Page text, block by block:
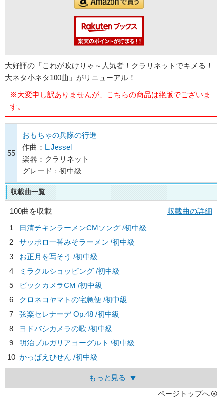
大好評の「これが吹けりゃ～人気者！クラリネットでキメる！
大ネタ小ネタ100曲」がリニューアル！
※大変申し訳ありませんが、こちらの商品は絶版でございま
す。
55
おもちゃの兵隊の行進
作曲： L.Jessel
楽器：クラリネット
グレード：初中級
収載曲一覧
100曲を収載
収載曲の詳細
1
日清チキンラーメンCMソング /初中級
2
サッポロ一番みそラーメン /初中級
3
お正月を写そう /初中級
4
ミラクルショッピング /初中級
5
ビックカメラCM /初中級
6
クロネコヤマトの宅急便 /初中級
7
弦楽セレナーデ Op.48 /初中級
8
ヨドバシカメラの歌 /初中級
9
明治ブルガリアヨーグルト /初中級
10 かっぱえびせん /初中級
もっと見る
ページトップへ